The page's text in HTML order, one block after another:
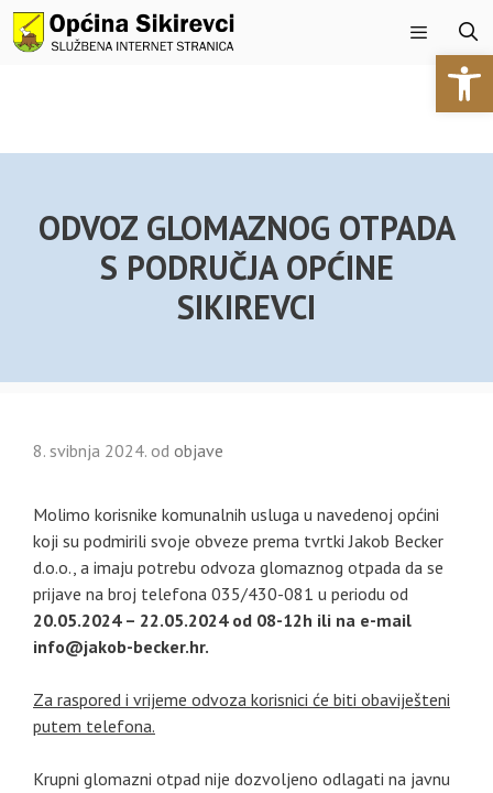
Preskoči
na
Izbornik
ODVOZ GLOMAZNOG OTPADA
S PODRUČJA OPĆINE
SIKIREVCI
8. svibnja 2024. od objave
Molimo korisnike komunalnih usluga u navedenoj općini
koji su podmirili svoje obveze prema tvrtki Jakob Becker
d.o.o., a imaju potrebu odvoza glomaznog otpada da se
prijave na broj telefona 035/430-081 u periodu od
20.05.2024 – 22.05.2024 od 08-12h ili na e-mail
info@jakob-becker.hr.
Za raspored i vrijeme odvoza korisnici će biti obaviješteni
putem telefona.
Krupni glomazni otpad nije dozvoljeno odlagati na javnu